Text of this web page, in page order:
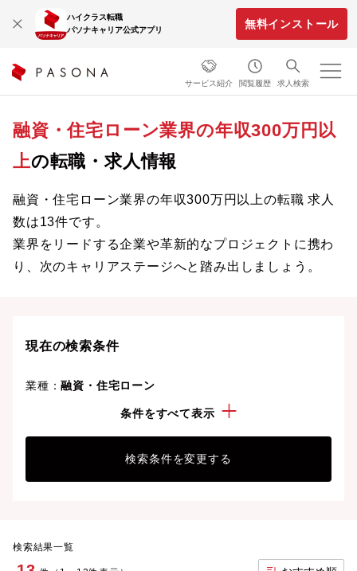
ハイクラス転職
パソナキャリア公式アプリ
無料インストール
サービス紹介 閲覧履歴 求人検索
融資・住宅ローン業界の年収300万円以
上の転職・求人情報
融資・住宅ローン業界の年収300万円以上の転職 求人
数は13件です。
業界をリードする企業や革新的なプロジェクトに携わ
り、次のキャリアステージへと踏み出しましょう。
現在の検索条件
業種：融資・住宅ローン
300万円以上条件をすべて表示
検索条件を変更する
検索結果一覧